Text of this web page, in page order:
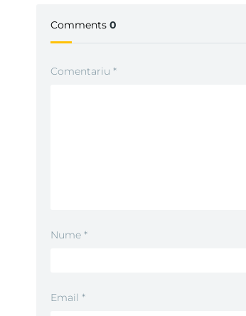
Comments 0
Comentariu *
Nume *
Email *